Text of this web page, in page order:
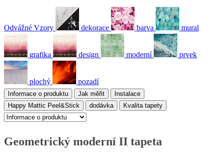
Odvážné Vzory dekorace barva mural
grafika design moderní prvek
plochý pozadí
Informace o produktu Jak měřit
Instalace
Happy Mattic Peel&Stick
dodávka Kvalita tapety
Geometrický moderní II tapeta